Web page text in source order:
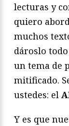
lecturas y
quiero
muchos
dároslo
un tema de
mitificado.
ustedes: el
Y es que